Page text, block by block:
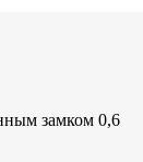
замком 0,6